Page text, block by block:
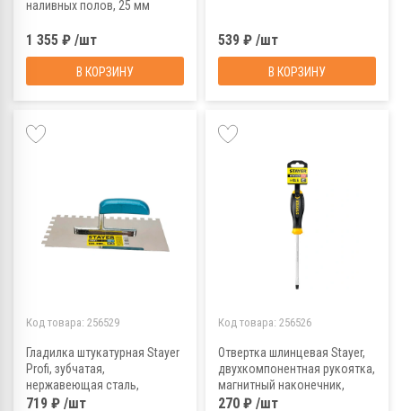
наливных полов, 25 мм
1 355 ₽ /шт
В КОРЗИНУ
539 ₽ /шт
В КОРЗИНУ
Код товара: 256529
Гладилка штукатурная Stayer
Profi, зубчатая,
нержавеющая сталь,
130x280 мм, 10x10 мм
719 ₽ /шт
Код товара: 256526
Отвертка шлинцевая Stayer,
двухкомпонентная рукоятка,
магнитный наконечник,
SL5x150 мм
270 ₽ /шт